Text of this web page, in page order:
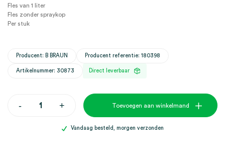
Fles van 1 liter
Fles zonder spraykop
Per stuk
Producent: B BRAUN Producent referentie: 180398
Artikelnummer: 30873 Direct leverbaar
-Meliseptol
+ Toevoegen aan winkelmand
Vandaag besteld, morgen verzonden